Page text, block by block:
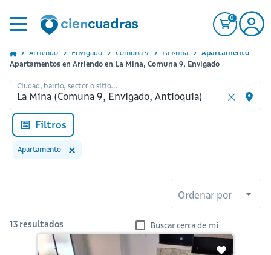
0
Arriendo Envigado Comuna 9 La Mina
Apartamento
Apartamentos en Arriendo en La Mina, Comuna 9, Envigado
Ciudad, barrio, sector o sitio...
Filtros
Apartamento
Ordenar por
13 resultados Buscar cerca de mi